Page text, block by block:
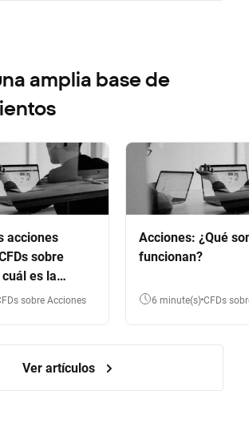
amplia base de
acciones
sobre
es la
CFDs sobre Acciones
Acciones: ¿Qué
funcionan?
6 minute(s) CFDs
Ver artículos